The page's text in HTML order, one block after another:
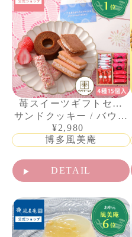
苺スイーツギフトセッ
トM
サンドクッキー / バウム
クーヘン / クランチショ
コラバー
¥2,980
博多風美庵
DETAIL